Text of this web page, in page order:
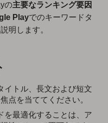
の主要なランキング要因
Playでのキーワードタ
明します。
イトル、長文および短文
点を当ててください。
を最適化することは、ア